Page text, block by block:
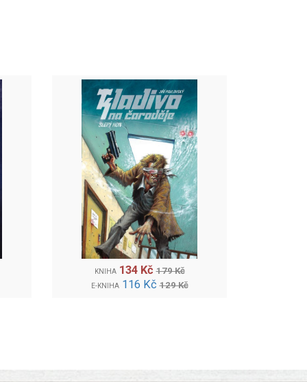
KNIHA 134 Kč 179 Kč
E-KNIHA 116 Kč 129 Kč